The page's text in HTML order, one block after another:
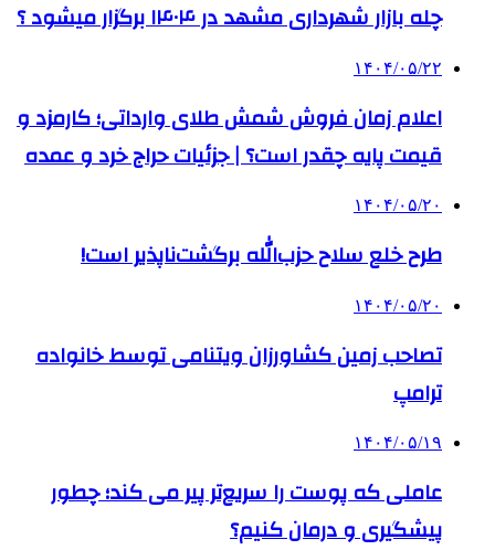
چله بازار شهرداری مشهد در ۱۴۰۴ برگزار میشود ؟
۱۴۰۴/۰۵/۲۲
اعلام زمان فروش شمش طلای وارداتی؛ کارمزد و
قیمت پایه چقدر است؟ | جزئیات حراج خرد و عمده
۱۴۰۴/۰۵/۲۰
طرح خلع سلاح حزب‌الله برگشت‌ناپذیر است!
۱۴۰۴/۰۵/۲۰
تصاحب زمین کشاورزان ویتنامی توسط خانواده
ترامپ
۱۴۰۴/۰۵/۱۹
عاملی که پوست را سریع‌تر پیر می کند؛ چطور
پیشگیری و درمان کنیم؟